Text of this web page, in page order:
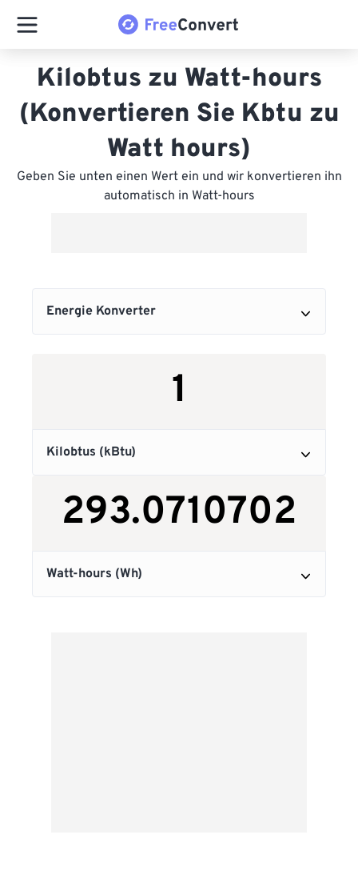
Kilobtus zu Watt-hours
(Konvertieren Sie Kbtu zu
Watt hours)
Geben Sie unten einen Wert ein und wir konvertieren ihn
automatisch in Watt-hours